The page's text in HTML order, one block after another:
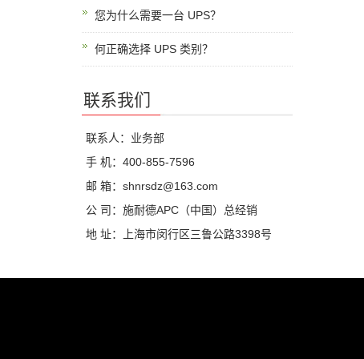
您为什么需要一台 UPS？
何正确选择 UPS 类别？
联系我们
联系人：业务部
手 机：400-855-7596
邮 箱：shnrsdz@163.com
公 司：施耐德APC（中国）总经销
地 址：上海市闵行区三鲁公路3398号